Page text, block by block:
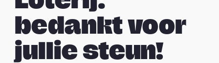
bedankt voor
jullie steun!